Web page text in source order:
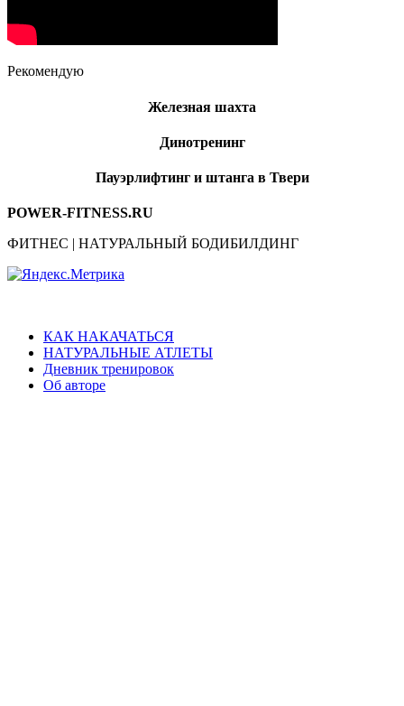
Рекомендую
Железная шахта
Динотренинг
Пауэрлифтинг и штанга в Твери
POWER-FITNESS.RU
ФИТНЕС | НАТУРАЛЬНЫЙ БОДИБИЛДИНГ
КАК НАКАЧАТЬСЯ
НАТУРАЛЬНЫЕ АТЛЕТЫ
Дневник тренировок
Об авторе